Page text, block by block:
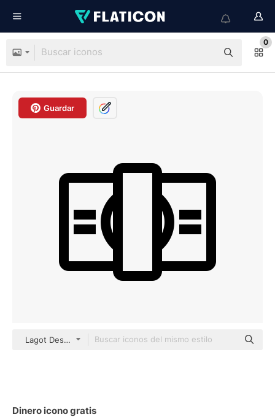
0
Guardar
Lagot Design outline
Dinero icono gratis